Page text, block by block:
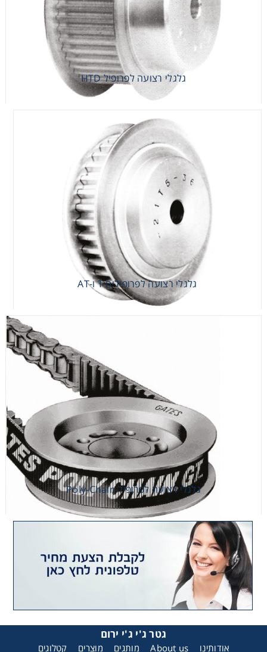
גלגלי רצועה לפרופיל HTD
גלגלי רצועה לפרופילים T ו-AT
גלגלי רצועה לפרופיל Poly-Chain
גטר ג'י ג'י ירום
אודותינו About us מותגים מוצרים קטלוגים
גלגלי רצועה לפרופיל HTD
גלגלי רצועה לפרופילים T ו-AT
גלגלי רצועה לפרופיל Poly-Chain